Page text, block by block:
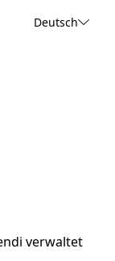
Deutsch
verwaltet